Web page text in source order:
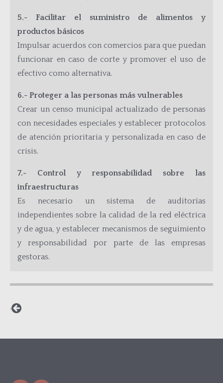
5.- Facilitar el suministro de alimentos y
productos básicos
Impulsar acuerdos con comercios para que puedan
funcionar en caso de corte y promover el uso de
efectivo como alternativa.
6.- Proteger a las personas más vulnerables
Crear un censo municipal actualizado de personas
con necesidades especiales y establecer protocolos
de atención prioritaria y personalizada en caso de
crisis.
7.- Control y responsabilidad sobre las
infraestructuras
Es necesario un sistema de auditorías
independientes sobre la calidad de la red eléctrica
y de agua, y establecer mecanismos de seguimiento
y responsabilidad por parte de las empresas
gestoras.
·